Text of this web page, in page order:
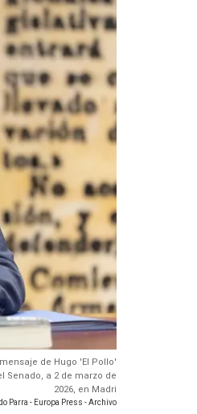
de Hugo 'El Pollo'
Senado, a 2 de marzo de
2026, en Madri
Parra - Europa Press - Archivo